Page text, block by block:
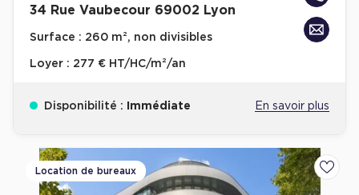
34 Rue Vaubecour 69002 Lyon
Surface : 260 m², non divisibles
Loyer : 277 € HT/HC/m²/an
Disponibilité : Immédiate En savoir plus
Location de bureaux